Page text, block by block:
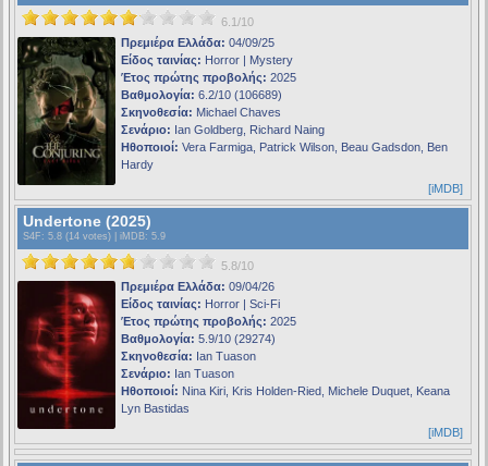
6.1/10
Πρεμιέρα Ελλάδα: 04/09/25
Είδος ταινίας: Horror | Mystery
Έτος πρώτης προβολής: 2025
Βαθμολογία: 6.2/10 (106689)
Σκηνοθεσία: Michael Chaves
Σενάριο: Ian Goldberg, Richard Naing
Ηθοποιοί: Vera Farmiga, Patrick Wilson, Beau Gadsdon, Ben
Hardy
[iMDB]
Undertone (2025)
S4F : 5.8 (14 votes) | iMDB: 5.9
5.8/10
Πρεμιέρα Ελλάδα: 09/04/26
Είδος ταινίας: Horror | Sci-Fi
Έτος πρώτης προβολής: 2025
Βαθμολογία: 5.9/10 (29274)
Σκηνοθεσία: Ian Tuason
Σενάριο: Ian Tuason
Ηθοποιοί: Nina Kiri, Kris Holden-Ried, Michele Duquet, Keana
Lyn Bastidas
[iMDB]